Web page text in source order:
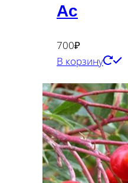
Ас
700₽
В корзину